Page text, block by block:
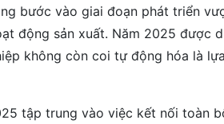
bước vào giai đoạn phát triển
động sản xuất. Năm 2025 được
không còn coi tự động hóa là
tập trung vào việc kết nối toàn